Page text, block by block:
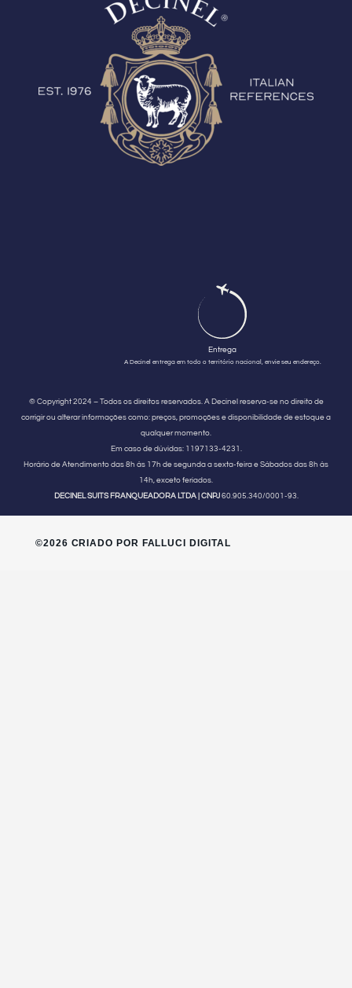
Entrega
A Decinel entrega em todo o território nacional, envie seu endereço.
© Copyright 2024 – Todos os direitos reservados. A Decinel reserva-se no direito de
corrigir ou alterar informações como: preços, promoções e disponibilidade de estoque a
qualquer momento.
Em caso de dúvidas:1197133-4231.
Horário de Atendimento das 8h às 17h de segunda a sexta-feira e Sábados das 8h às
14h, exceto feriados.
DECINEL SUITS FRANQUEADORA LTDA | CNPJ60.905.340/0001-93.
©2026 CRIADO POR FALLUCI DIGITAL